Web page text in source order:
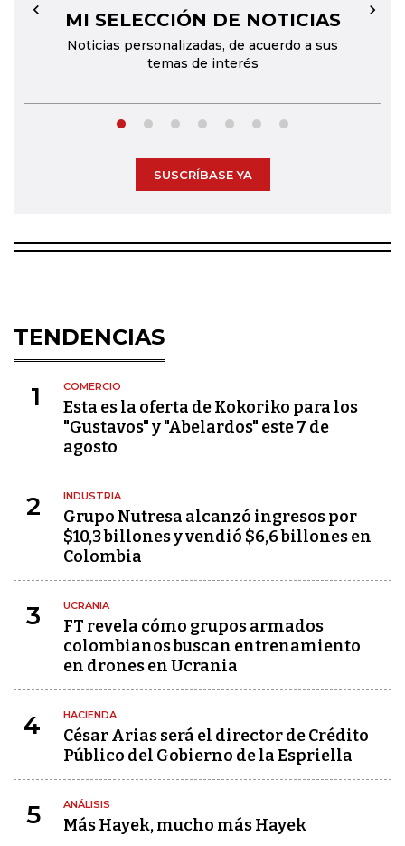
MI SELECCIÓN DE NOTICIAS
Noticias personalizadas, de acuerdo a sus
temas de interés
← →
SUSCRÍBASE YA
TENDENCIAS
1 COMERCIO
Esta es la oferta de Kokoriko para los
"Gustavos" y "Abelardos" este 7 de
agosto
2 INDUSTRIA
Grupo Nutresa alcanzó ingresos por
$10,3 billones y vendió $6,6 billones en
Colombia
3 UCRANIA
FT revela cómo grupos armados
colombianos buscan entrenamiento
en drones en Ucrania
4 HACIENDA
César Arias será el director de Crédito
Público del Gobierno de la Espriella
5 ANÁLISIS
Más Hayek, mucho más Hayek